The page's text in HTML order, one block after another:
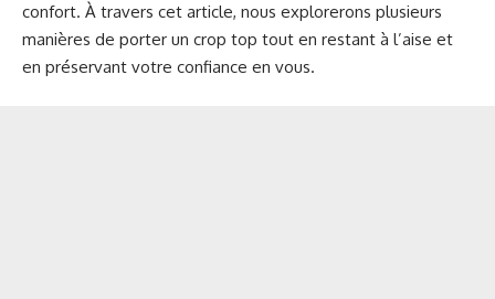
confort. À travers cet article, nous explorerons plusieurs
manières de porter un crop top tout en restant à l’aise et
en préservant votre confiance en vous.